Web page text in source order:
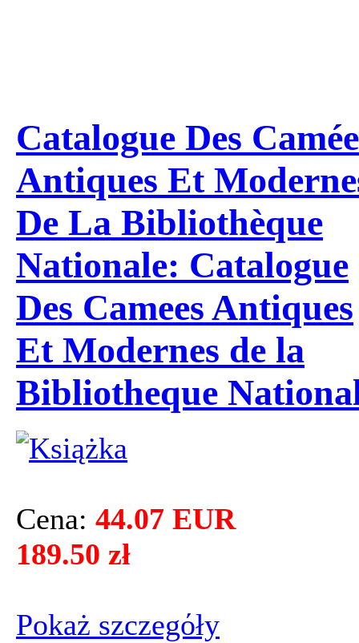
Catalogue Des
Antiques Et
De La Bibliothèque
Nationale: Catalogue
Des Camees Antiques
Et Modernes de la
Bibliotheque
Cena: 44.07 EUR
189.50 zł
Pokaż szczegόły